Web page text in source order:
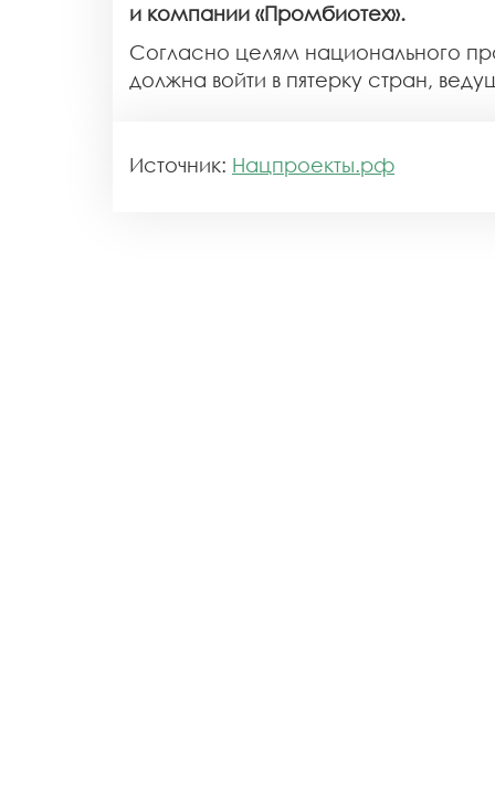
и компании «Промбиотех».
Согласно целям национального
должна войти в пятерку стран,
Источник: Нацпроекты.рф